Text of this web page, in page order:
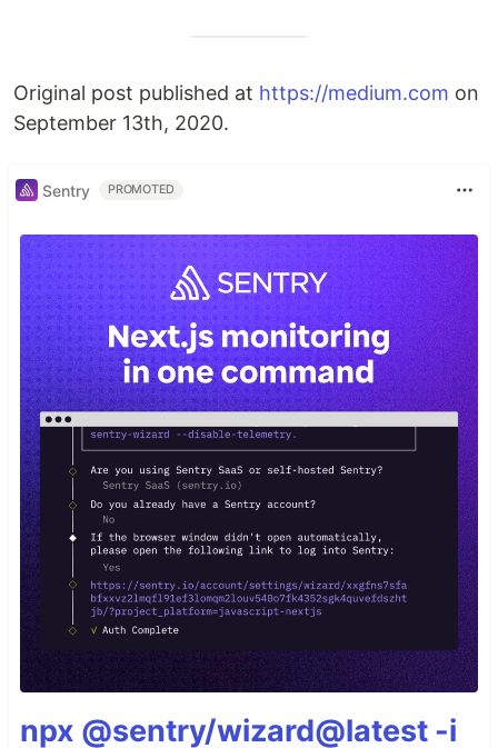
Original post published at https://medium.com on
September 13th, 2020.
Sentry PROMOTED
npx @sentry/wizard@latest -i